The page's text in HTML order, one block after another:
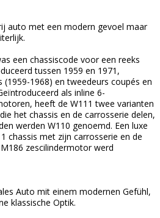
auto met een modern gevoel maar
een chassiscode voor een reeks
tussen 1959 en 1971,
(1959-1968) en tweedeurs coupés en
als inline 6-
heeft de W111 twee varianten
het chassis en de carrosserie delen,
werden W110 genoemd. Een luxe
chassis met zijn carrosserie en de
zescilindermotor werd
Auto mit einem modernen Gefühl,
klassische Optik.